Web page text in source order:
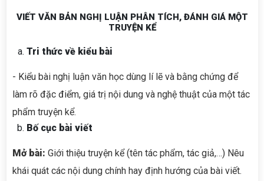
VIẾT VĂN BẢN NGHỊ LUẬN PHÂN TÍCH, ĐÁNH GIÁ MỘT
TRUYỆN KỂ
Tri thức về kiểu bài
- Kiểu bài nghị luận văn học dùng lí lẽ và bằng chứng để
làm rõ đặc điểm, giá trị nội dung và nghệ thuật của một tác
phẩm truyện kể.
Bố cục bài viết
Mở bài: Giới thiệu truyện kể (tên tác phẩm, tác giả,…) Nêu
khái quát các nội dung chính hay định hướng của bài viết.